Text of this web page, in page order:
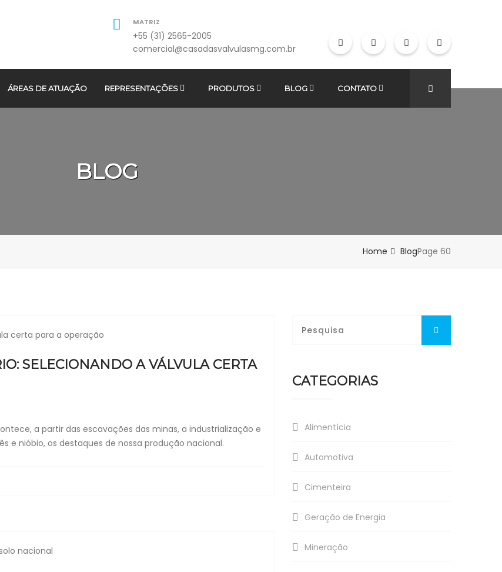
MATRIZ
+55 (31) 2565-2005
comercial@casadasvalvulasmg.com.br
ÁREAS DE ATUAÇÃO REPRESENTAÇÕES PRODUTOS BLOG CONTATO
BLOG
Home BlogPage 60
SELECIONANDO A VÁLVULA CERTA
a partir das escavações das minas, a industrialização e
e nióbio, os destaques de nossa produção nacional.
CATEGORIAS
Alimentícia
Automotiva
Cimenteira
Geração de Energia
Mineração